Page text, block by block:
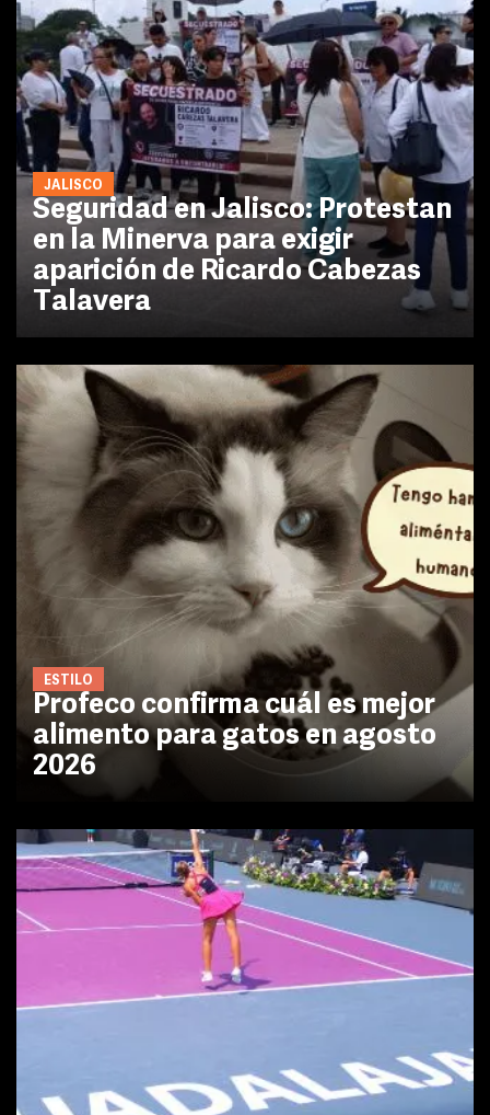
JALISCO
Seguridad en Jalisco: Protestan
en la Minerva para exigir
aparición de Ricardo Cabezas
Talavera
ESTILO
Profeco confirma cuál es mejor
alimento para gatos en agosto
2026